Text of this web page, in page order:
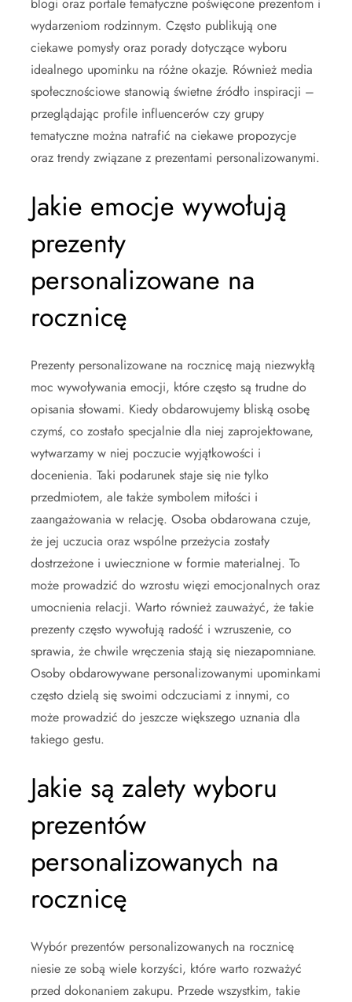
wydarzeniom rodzinnym. Często publikują one
ciekawe pomysły oraz porady dotyczące wyboru
idealnego upominku na różne okazje. Również media
społecznościowe stanowią świetne źródło inspiracji –
przeglądając profile influencerów czy grupy
tematyczne można natrafić na ciekawe propozycje
oraz trendy związane z prezentami personalizowanymi.
Jakie emocje wywołują
prezenty
personalizowane na
rocznicę
Prezenty personalizowane na rocznicę mają niezwykłą
moc wywoływania emocji, które często są trudne do
opisania słowami. Kiedy obdarowujemy bliską osobę
czymś, co zostało specjalnie dla niej zaprojektowane,
wytwarzamy w niej poczucie wyjątkowości i
docenienia. Taki podarunek staje się nie tylko
przedmiotem, ale także symbolem miłości i
zaangażowania w relację. Osoba obdarowana czuje,
że jej uczucia oraz wspólne przeżycia zostały
dostrzeżone i uwiecznione w formie materialnej. To
może prowadzić do wzrostu więzi emocjonalnych oraz
umocnienia relacji. Warto również zauważyć, że takie
prezenty często wywołują radość i wzruszenie, co
sprawia, że chwile wręczenia stają się niezapomniane.
Osoby obdarowywane personalizowanymi upominkami
często dzielą się swoimi odczuciami z innymi, co
może prowadzić do jeszcze większego uznania dla
takiego gestu.
Jakie są zalety wyboru
prezentów
personalizowanych na
rocznicę
Wybór prezentów personalizowanych na rocznicę
niesie ze sobą wiele korzyści, które warto rozważyć
przed dokonaniem zakupu. Przede wszystkim, takie